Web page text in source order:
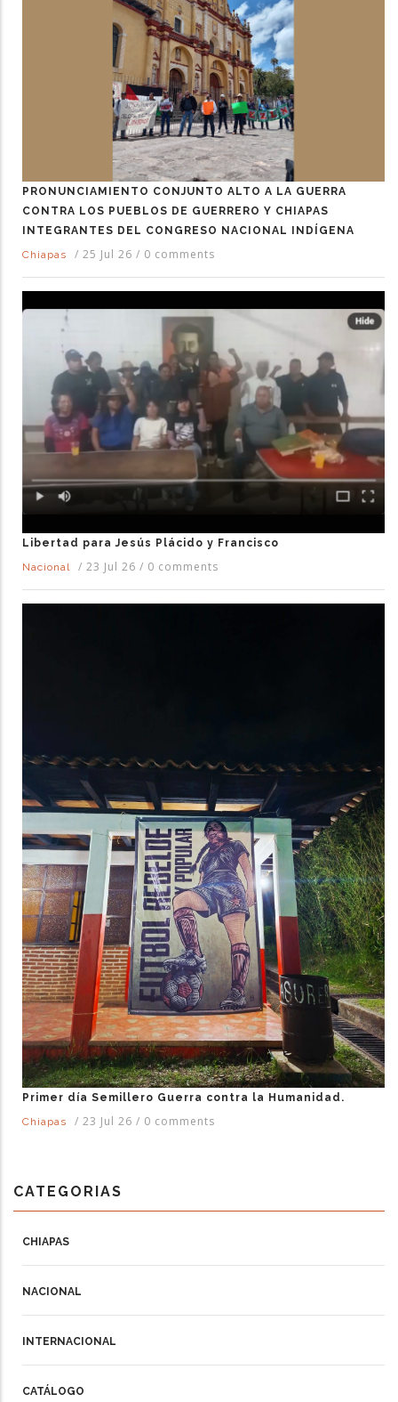
PRONUNCIAMIENTO CONJUNTO ALTO A LA GUERRA
CONTRA LOS PUEBLOS DE GUERRERO Y CHIAPAS
INTEGRANTES DEL CONGRESO NACIONAL INDÍGENA
Chiapas
/ 25 Jul 26 / 0 comments
Libertad para Jesús Plácido y Francisco
Nacional
/ 23 Jul 26 / 0 comments
Primer día Semillero Guerra contra la Humanidad.
Chiapas
/ 23 Jul 26 / 0 comments
CATEGORIAS
CHIAPAS
NACIONAL
INTERNACIONAL
CATÁLOGO